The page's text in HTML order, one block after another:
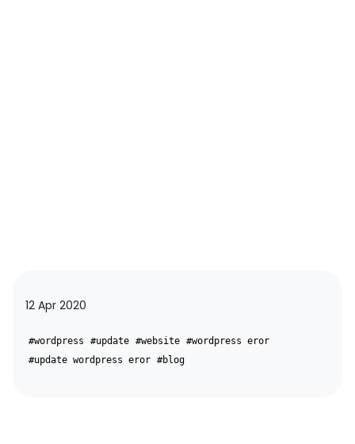
12 Apr 2020
#wordpress #update #website #wordpress eror
#update wordpress eror #blog